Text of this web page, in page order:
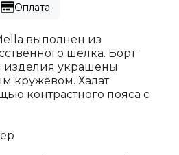
Оплата
выполнен из
шелка. Борт
изделия украшены
кружевом. Халат
контрастного пояса с